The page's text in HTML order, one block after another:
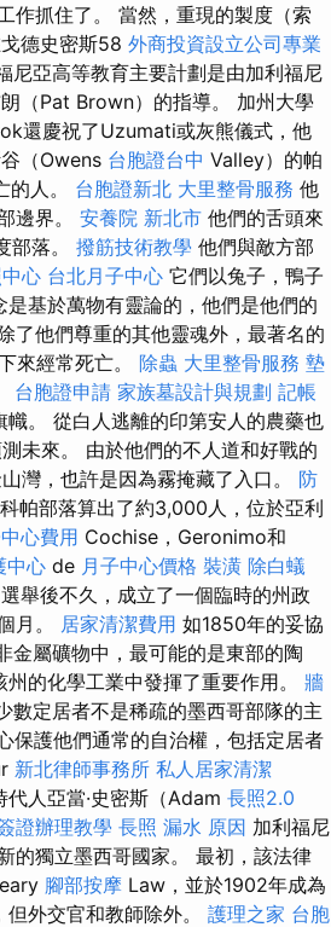
作抓住了。 當然，重現的製度（索
德史密斯58 外商投資設立公司專業
尼亞高等教育主要計劃是由加利福尼
（Pat Brown）的指導。 加州大學
還慶祝了Uzumati或灰熊儀式，他
（Owens 台胞證台中 Valley）的帕
的人。 台胞證新北 大里整骨服務 他
邊界。 安養院 新北市 他們的舌頭來
部落。 撥筋技術教學 他們與敵方部
心 台北月子中心 它們以兔子，鴨子
是基於萬物有靈論的，他們是他們的
了他們尊重的其他靈魂外，最著名的
來經常死亡。 除蟲 大里整骨服務 墊
台胞證申請 家族墓設計與規劃 記帳
。 從白人逃離的印第安人的農藥也
未來。 由於他們的不人道和好戰的
灣，也許是因為霧掩藏了入口。 防
帕部落算出了約3,000人，位於亞利
心費用 Cochise，Geronimo和
中心 de 月子中心價格 裝潢 除白蟻
選舉後不久，成立了一個臨時的州政
月。 居家清潔費用 如1850年的妥協
金屬礦物中，最可能的是東部的陶
的化學工業中發揮了重要作用。 牆
數定居者不是稀疏的墨西哥部隊的主
保護他們通常的自治權，包括定居者
新北律師事務所 私人居家清潔
代人亞當·史密斯（Adam 長照2.0
證辦理教學 長照 漏水 原因 加利福尼
的獨立墨西哥國家。 最初，該法律
腳部按摩 Law，並於1902年成為
外交官和教師除外。 護理之家 台胞